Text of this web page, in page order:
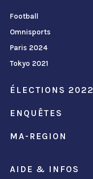
Football
Omnisports
Paris 2024
Tokyo 2021
ÉLECTIONS 2022
ENQUÊTES
MA-REGION
AIDE & INFOS